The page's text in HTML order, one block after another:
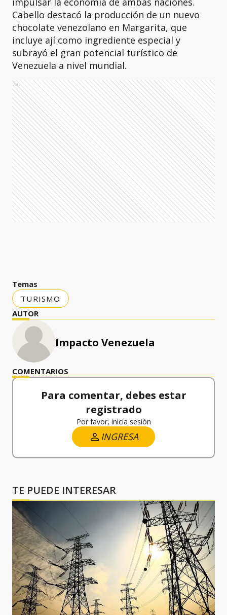
Cabello destacó la producción de un nuevo
chocolate venezolano en Margarita, que
incluye ají como ingrediente especial y
subrayó el gran potencial turístico de
Venezuela a nivel mundial.
Ads
Temas
TURISMO
AUTOR
Impacto Venezuela
COMENTARIOS
Para comentar, debes estar
registrado
Por favor, inicia sesión
INGRESA
TE PUEDE INTERESAR